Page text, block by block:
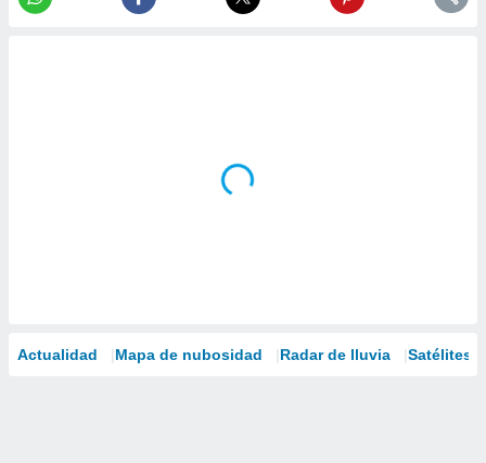
Actualidad Mapa de nubosidad Radar de lluvia Satélites